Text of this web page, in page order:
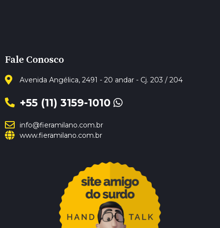
Fale Conosco
Avenida Angélica, 2491 - 20 andar - Cj. 203 / 204
+55 (11) 3159-1010
info@fieramilano.com.br
www.fieramilano.com.br